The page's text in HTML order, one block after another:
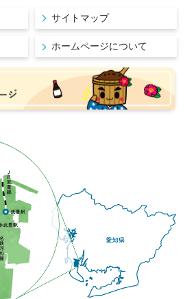
サイトマップ
ホームページについて